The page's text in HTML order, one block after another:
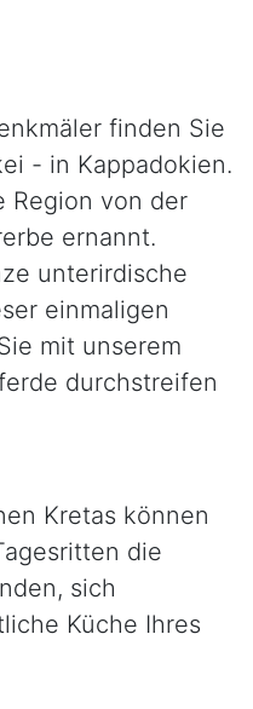
finden Sie
- in Kappadokien.
Region von der
ernannt.
unterirdische
einmaligen
mit unserem
durchstreifen
Kretas können
die
sich
Küche Ihres